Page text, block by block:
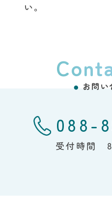
い。
● お問
088-
受付時間